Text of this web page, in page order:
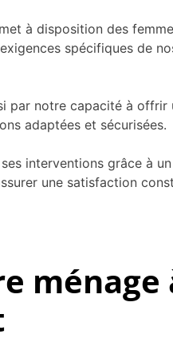
à disposition des
spécifiques de
par notre capacité à
adaptées et sécurisées.
ses interventions grâce
une satisfaction